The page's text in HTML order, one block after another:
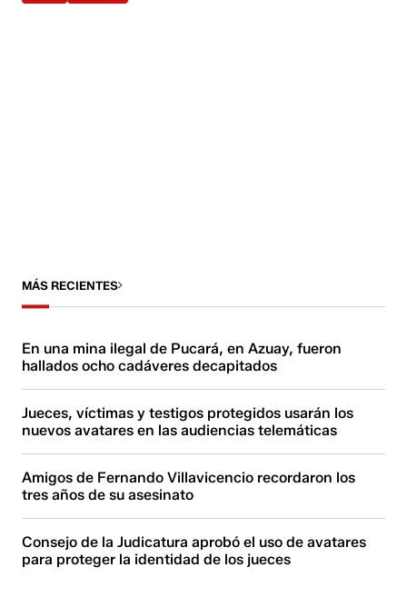
MÁS RECIENTES
En una mina ilegal de Pucará, en Azuay, fueron
hallados ocho cadáveres decapitados
Jueces, víctimas y testigos protegidos usarán los
nuevos avatares en las audiencias telemáticas
Amigos de Fernando Villavicencio recordaron los
tres años de su asesinato
Consejo de la Judicatura aprobó el uso de avatares
para proteger la identidad de los jueces